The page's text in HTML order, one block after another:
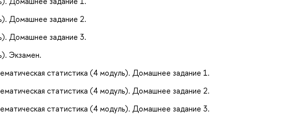
Домашнее задание 2.
Домашнее задание 3.
Экзамен.
статистика (4 модуль). Домашнее задание 1.
статистика (4 модуль). Домашнее задание 2.
статистика (4 модуль). Домашнее задание 3.